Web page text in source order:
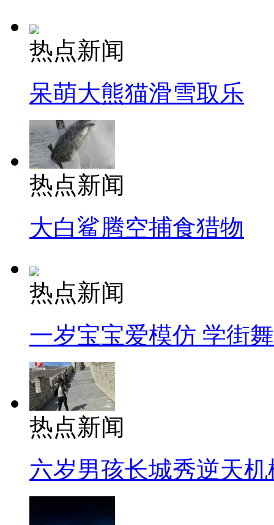
热点新闻
呆萌大熊猫滑雪取乐
热点新闻
大白鲨腾空捕食猎物
热点新闻
一岁宝宝爱模仿 学街
热点新闻
六岁男孩长城秀逆天机